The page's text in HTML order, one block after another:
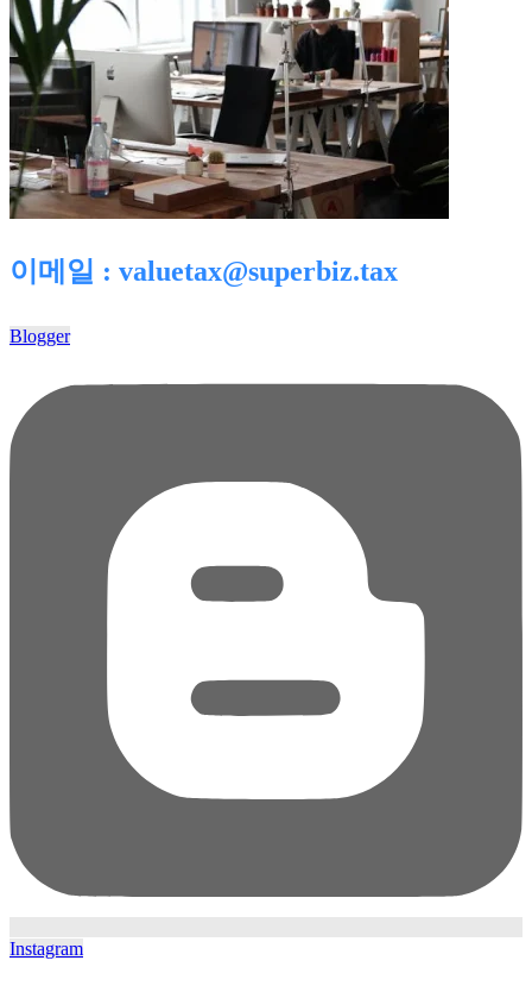
이메일 : valuetax@superbiz.tax
Blogger
Instagram